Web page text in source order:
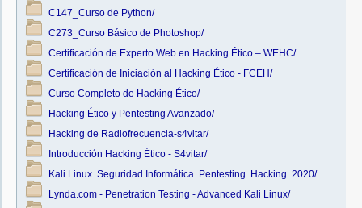
C147_Curso de Python/
C273_Curso Básico de Photoshop/
Certificación de Experto Web en Hacking Ético – WEHC/
Certificación de Iniciación al Hacking Ético - FCEH/
Curso Completo de Hacking Ético/
Hacking Ético y Pentesting Avanzado/
Hacking de Radiofrecuencia-s4vitar/
Introducción Hacking Ético - S4vitar/
Kali Linux. Seguridad Informática. Pentesting. Hacking. 2020/
Lynda.com - Penetration Testing - Advanced Kali Linux/